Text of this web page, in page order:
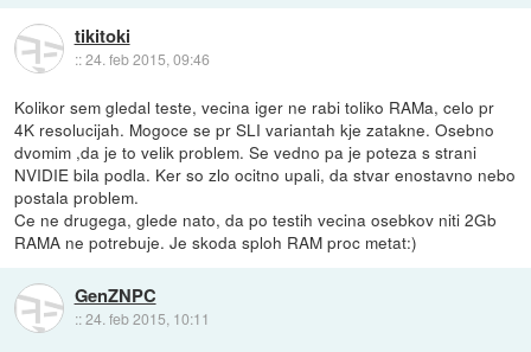
tikitoki
::24. feb 2015, 09:46
Kolikor sem gledal teste, vecina iger ne rabi toliko RAMa, celo pr
4K resolucijah. Mogoce se pr SLI variantah kje zatakne. Osebno
dvomim ,da je to velik problem. Se vedno pa je poteza s strani
NVIDIE bila podla. Ker so zlo ocitno upali, da stvar enostavno nebo
postala problem.
Ce ne drugega, glede nato, da po testih vecina osebkov niti 2Gb
RAMA ne potrebuje. Je skoda sploh RAM proc metat:)
GenZNPC
::24. feb 2015, 10:11